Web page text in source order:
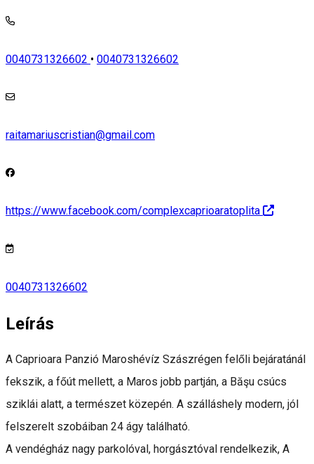
0040731326602 • 0040731326602
raitamariuscristian@gmail.com
https://www.facebook.com/complexcaprioaratoplita
0040731326602
Leírás
A Caprioara Panzió Maroshévíz Szászrégen felőli bejáratánál
fekszik, a főút mellett, a Maros jobb partján, a Băşu csúcs
sziklái alatt, a természet közepén. A szálláshely modern, jól
felszerelt szobáiban 24 ágy található.
A vendégház nagy parkolóval, horgásztóval rendelkezik, A